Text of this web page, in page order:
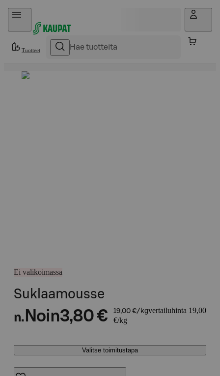
Hyppää sisältöön
Tuotteet
Ei valikoimassa
Suklaamousse
n. Noin3,80 € 19,00 €/kgvertailuhinta 19,00
€/kg
Valitse toimitustapa